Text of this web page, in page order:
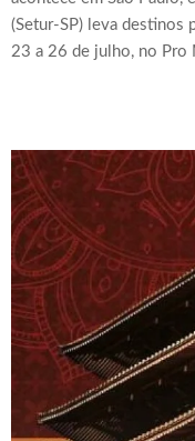
(Setur-SP) leva destinos
23 a 26 de julho, no Pro